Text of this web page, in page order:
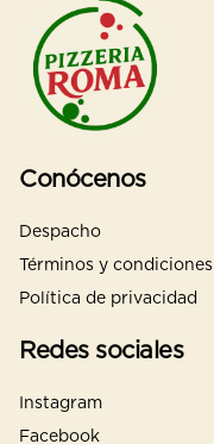
Conócenos
Despacho
Términos y condiciones
Política de privacidad
Redes sociales
Instagram
Facebook